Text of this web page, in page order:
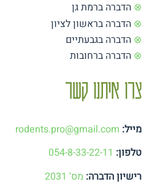
⊗ הדברה ברמת גן
⊗ הדברה בראשון לציון
⊗ הדברה בגבעתיים
⊗ הדברה ברחובות
צרו איתנו קשר
מייל: rodents.pro@gmail.com
טלפון: 054-8-33-22-11
רישיון הדברה: מס' 2031